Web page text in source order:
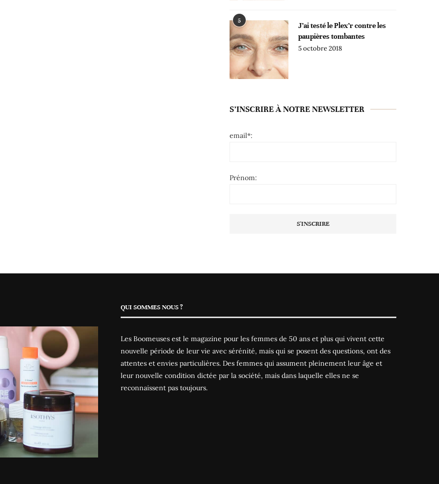
5
J’ai testé le Plex’r contre les
paupières tombantes
5 octobre 2018
S’INSCRIRE À NOTRE NEWSLETTER
email*:
Prénom:
QUI SOMMES NOUS ?
Les Boomeuses est le magazine pour les femmes de 50 ans et plus qui vivent cette
nouvelle période de leur vie avec sérénité, mais qui se posent des questions, ont des
attentes et envies particulières. Des femmes qui assument pleinement leur âge et
leur nouvelle condition dictée par la société, mais dans laquelle elles ne se
reconnaissent pas toujours.